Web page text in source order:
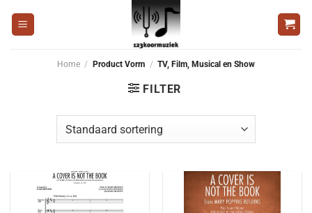
naar
Home / Product Vorm / TV, Film, Musical en Show
FILTER